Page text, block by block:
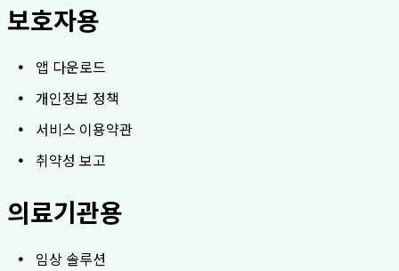
보호자용
앱 다운로드
개인정보 정책
서비스 이용약관
취약성 보고
의료기관용
임상 솔루션